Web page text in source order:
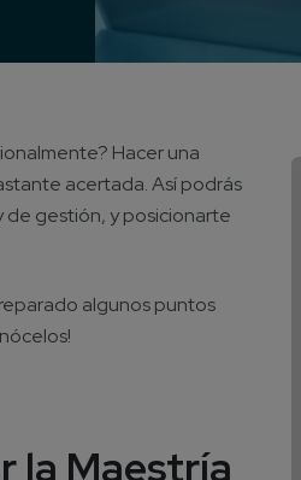
Hacer una
acertada. Así podrás
de gestión, y posicionarte
algunos puntos
la Maestría